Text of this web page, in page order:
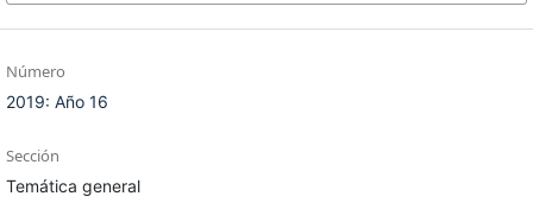
Número
2019: Año 16
Sección
Temática general